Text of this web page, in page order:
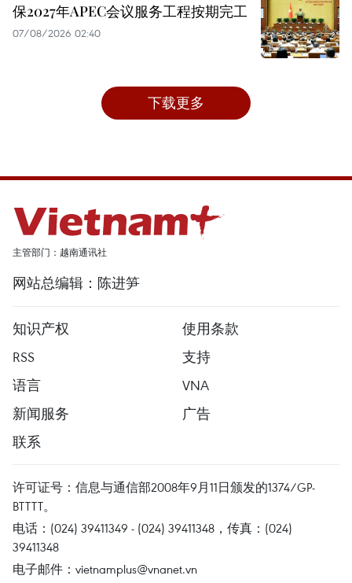
保2027年APEC会议服务工程按期完工
07/08/2026 02:40
下载更多
主管部门：越南通讯社
网站总编辑：陈进笋
知识产权
使用条款
RSS
支持
语言
VNA
新闻服务
广告
联系
许可证号：信息与通信部2008年9月11日颁发的1374/GP-
BTTTT。
电话：(024) 39411349 - (024) 39411348，传真：(024)
39411348
电子邮件： vietnamplus@vnanet.vn